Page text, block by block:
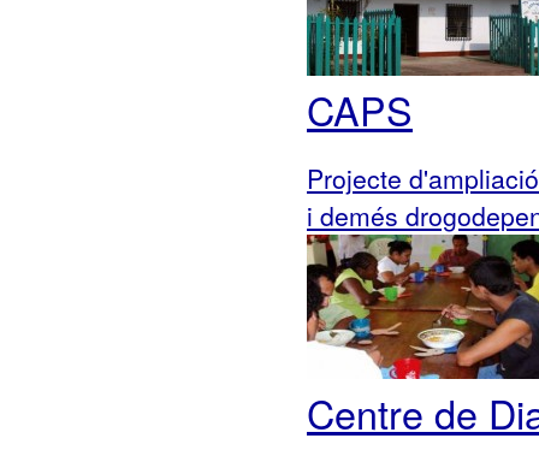
CAPS
Projecte
i demés
Centre de